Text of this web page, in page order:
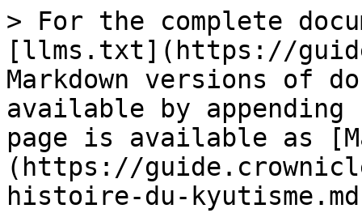
> For the complete
[llms.txt](https://
Markdown versions of
available by
page is available as
(https://
histoire-du-